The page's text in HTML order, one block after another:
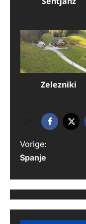
Zelezniki
B
e
r
i
c
Vorige:
Spanje